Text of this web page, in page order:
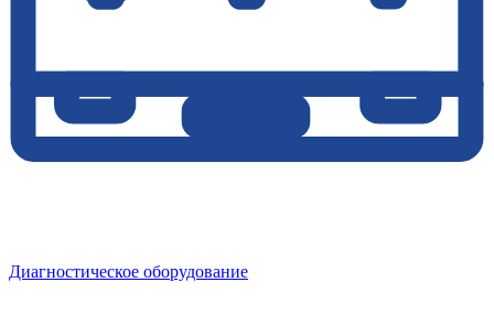
Диагностическое оборудование